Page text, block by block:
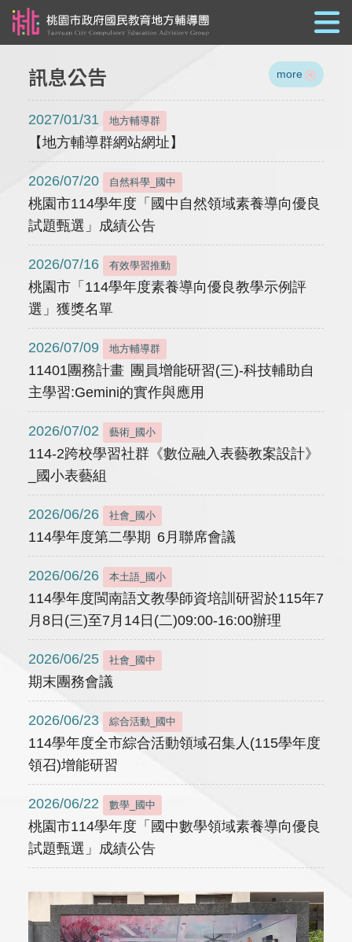
訊息公告 more
2027/01/31 地方輔導群
【地方輔導群網站網址】
2026/07/20 自然科學_國中
桃園市114學年度「國中自然領域素養導向優良
試題甄選」成績公告
2026/07/16 有效學習推動
桃園市「114學年度素養導向優良教學示例評
選」獲獎名單
2026/07/09 地方輔導群
11401團務計畫 團員增能研習(三)-科技輔助自
主學習:Gemini的實作與應用
2026/07/02 藝術_國小
114-2跨校學習社群《數位融入表藝教案設計》
_國小表藝組
2026/06/26 社會_國小
114學年度第二學期 6月聯席會議
2026/06/26 本土語_國小
114學年度閩南語文教學師資培訓研習於115年7
月8日(三)至7月14日(二)09:00-16:00辦理
2026/06/25 社會_國中
期末團務會議
2026/06/23 綜合活動_國中
114學年度全市綜合活動領域召集人(115學年度
領召)增能研習
2026/06/22 數學_國中
桃園市114學年度「國中數學領域素養導向優良
試題甄選」成績公告